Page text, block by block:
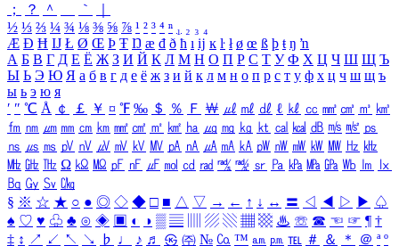
；
？ ＾ ｀
½ ⅓ ⅔ ¼ ¾ ⅛ ⅜ ⅝ ⅞ ¹ ² ³ ⁴ ⁿ ₁ ₂ ₃ ₄
Æ Ð Ħ Ĳ Ł Ø Œ Þ Ŧ Ŋ æ đ ð ħ ı ĳ ĸ ŀ ł ø œ ß þ ŧ ŋ ŉ
А Б В Г Д Е Ё Ж З И Й К Л М Н О П Р С Т У Ф Х Ц Ч Ш Щ Ъ
Ы Ь Э Ю Я а б в г д е ё ж з и й к л м н о п р с т у ф х ц ч ш щ ъ
ы ь э ю я
′ ″ ℃ Å ￠ ￡ ￥ ¤ ℉ ‰ ＄ ％ Ｆ ￦ ㎕ ㎖ ㎗ ℓ ㎘ ㏄ ㎣ ㎤ ㎥ ㎦
㎙ ㎚ ㎛ ㎜ ㎝ ㎞ ㎟ ㎠ ㎡ ㎢ ㏊ ㎍ ㎎ ㎏ ㏏ ㎈ ㎉ ㏈ ㎧ ㎨ ㎰
㎱ ㎲ ㎳ ㎴ ㎵ ㎶ ㎷ ㎸ ㎹ ㎀ ㎁ ㎂ ㎃ ㎄ ㎺ ㎻ ㎽ ㎾ ㎿ ㎐ ㎑
㎒ ㎓ ㎔ Ω ㏀ ㏁ ㎊ ㎋ ㎌ ㏖ ㏅ ㎭ ㎮ ㎯ ㏛ ㎩ ㎪ ㎫ ㎬ ㏝ ㏐
㏓
㏃ ㏉ ㏜ ㏆
§ ※ ☆ ★ ○ ● ◎ ◇ ◆ □ ■ △ ▽ → ← ↑ ↓ ↔ 〓 ◁ ◀ ▷ ▶ ♤
♠ ♡ ♥ ♧ ♣ ⊙ ◈ ▣ ◐ ◑ ▒ ▤ ▨ ▧ ▦ ▩ ♨ ☏ ☎ ☜ ☞ ¶ †
‡ ↕ ↗ ↙ ↖ ↘ ♭ ♩ ♪ ♬ ㉿ ㈜ № ㏇ ™ ㏂ ㏘ ℡ ＃ ＆ ＊ ＠ ª º